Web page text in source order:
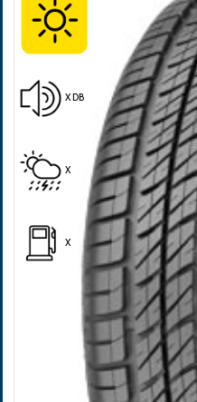
Pošalji
X DB
X
X